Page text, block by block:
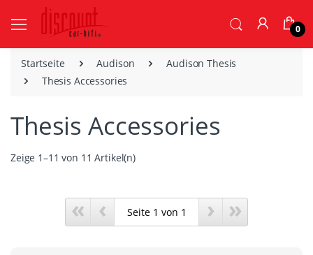
0
Startseite Audison
Audison Thesis
Thesis Accessories
Thesis Accessories
Zeige 1–11 von 11 Artikel(n)
« ‹ › »